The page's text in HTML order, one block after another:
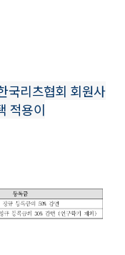
국리츠협회 회원사
적용이